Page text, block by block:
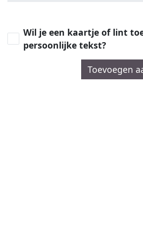
Wil je een kaartje of lint
persoonlijke tekst?
Toevoegen